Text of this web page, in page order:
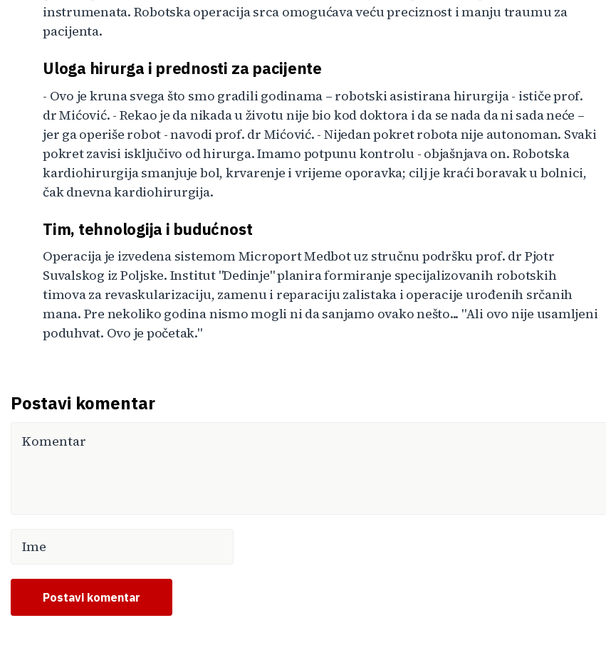
instrumenata. Robotska operacija srca omogućava veću preciznost i manju traumu za
pacijenta.
Uloga hirurga i prednosti za pacijente
- Ovo je kruna svega što smo gradili godinama – robotski asistirana hirurgija - ističe prof.
dr Mićović. - Rekao je da nikada u životu nije bio kod doktora i da se nada da ni sada neće –
jer ga operiše robot - navodi prof. dr Mićović. - Nijedan pokret robota nije autonoman. Svaki
pokret zavisi isključivo od hirurga. Imamo potpunu kontrolu - objašnjava on. Robotska
kardiohirurgija smanjuje bol, krvarenje i vrijeme oporavka; cilj je kraći boravak u bolnici,
čak dnevna kardiohirurgija.
Tim, tehnologija i budućnost
Operacija je izvedena sistemom Microport Medbot uz stručnu podršku prof. dr Pjotr
Suvalskog iz Poljske. Institut "Dedinje" planira formiranje specijalizovanih robotskih
timova za revaskularizaciju, zamenu i reparaciju zalistaka i operacije urođenih srčanih
mana. Pre nekoliko godina nismo mogli ni da sanjamo ovako nešto... "Ali ovo nije usamljeni
poduhvat. Ovo je početak."
Postavi komentar
Postavi komentar